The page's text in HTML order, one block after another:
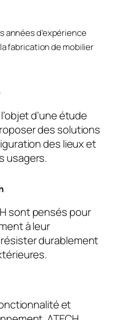
années d’expérience
fabrication de mobilier
d’une étude
des solutions
des lieux et
usagers.
sont pensés pour
à leur
résister durablement
et